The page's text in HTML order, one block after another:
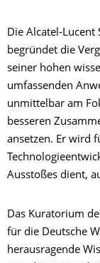
Die Alcatel-
begründet die
seiner hohen
umfassenden
unmittelbar am
besseren
ansetzen. Er wird
Ausstoßes dient,
Das Kuratorium
für die Deutsche
herausragende